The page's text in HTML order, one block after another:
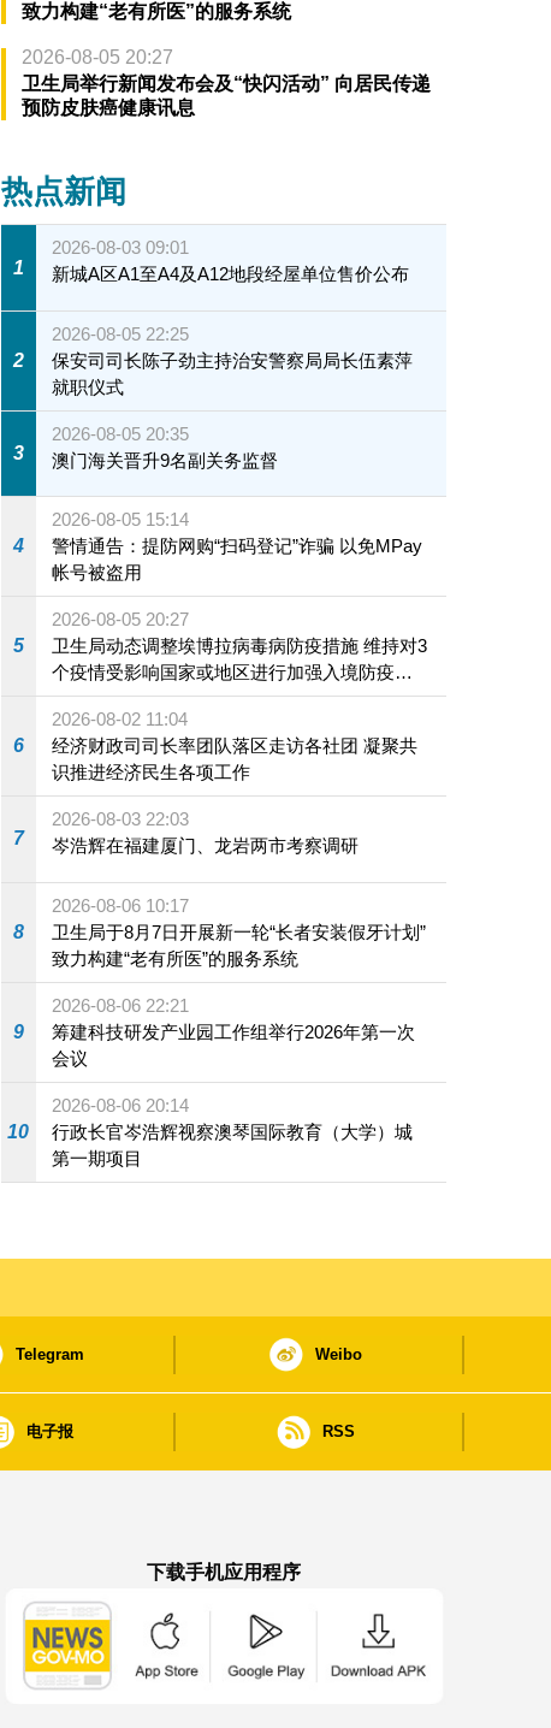
致力构建“老有所医”的服务系统
2026-08-05 20:27
卫生局举行新闻发布会及“快闪活动” 向居民传递
预防皮肤癌健康讯息
热点新闻
1
2026-08-03 09:01
新城A区A1至A4及A12地段经屋单位售价公布
2
2026-08-05 22:25
保安司司长陈子劲主持治安警察局局长伍素萍
就职仪式
3
2026-08-05 20:35
澳门海关晋升9名副关务监督
4
2026-08-05 15:14
警情通告：提防网购“扫码登记”诈骗 以免MPay
帐号被盗用
5
2026-08-05 20:27
卫生局动态调整埃博拉病毒病防疫措施 维持对3
个疫情受影响国家或地区进行加强入境防疫措
施
6
2026-08-02 11:04
经济财政司司长率团队落区走访各社团 凝聚共
识推进经济民生各项工作
7
2026-08-03 22:03
岑浩辉在福建厦门、龙岩两市考察调研
8
2026-08-06 10:17
卫生局于8月7日开展新一轮“长者安装假牙计划”
致力构建“老有所医”的服务系统
9
2026-08-06 22:21
筹建科技研发产业园工作组举行2026年第一次
会议
10
2026-08-06 20:14
行政长官岑浩辉视察澳琴国际教育（大学）城
第一期项目
Telegram Weibo
电子报 RSS
下载手机应用程序